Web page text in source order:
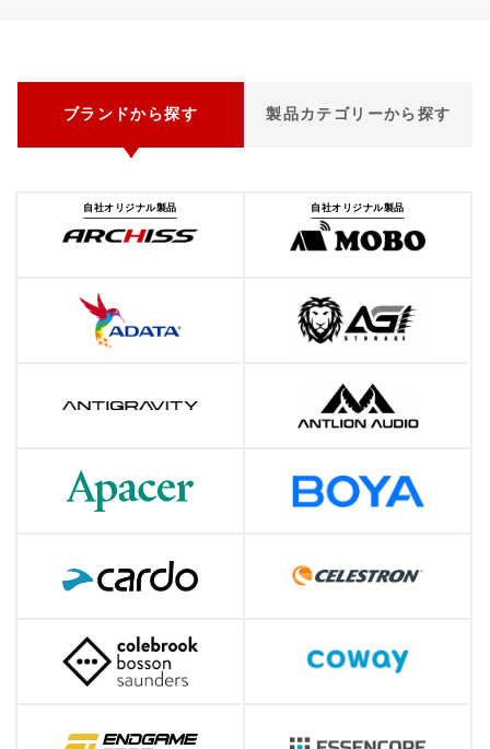
ブランドから探す 製品カテゴリーから探す
自社オリジナル製品 自社オリジナル製品